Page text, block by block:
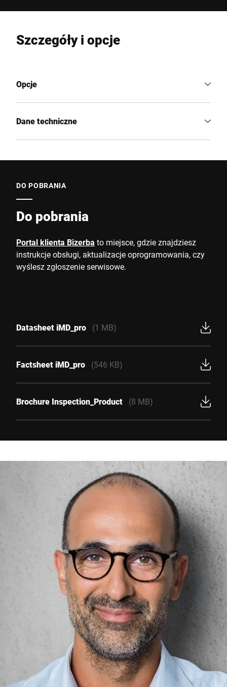
Szczegóły i opcje
Opcje
Dane techniczne
DO POBRANIA
Do pobrania
Portal klienta Bizerba to miejsce, gdzie znajdziesz
instrukcje obsługi, aktualizacje oprogramowania, czy
wyślesz zgłoszenie serwisowe.
Datasheet iMD_pro (1 MB)
Factsheet iMD_pro (546 KB)
Brochure Inspection_Product (8 MB)